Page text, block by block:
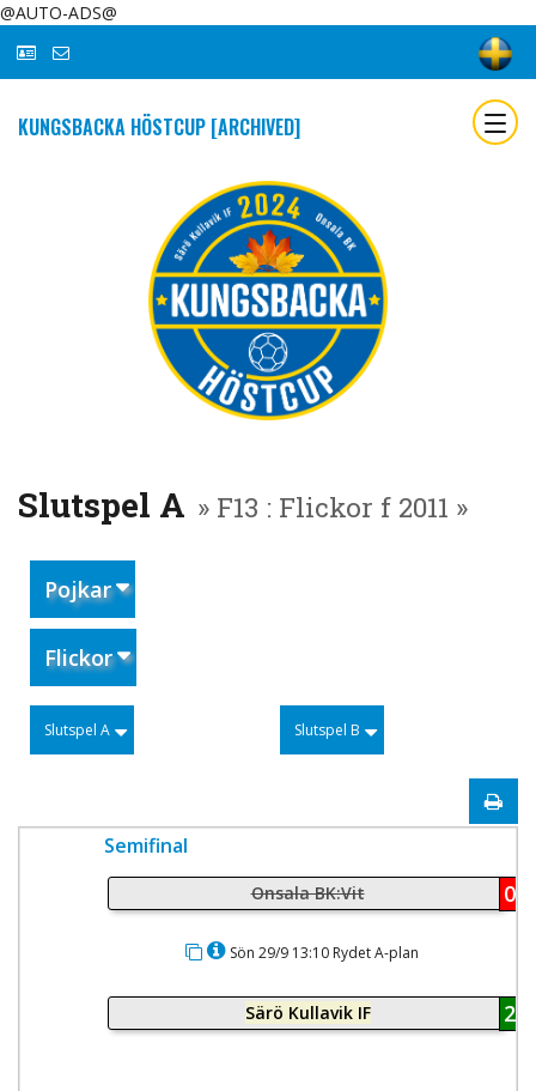
@AUTO-ADS@
KUNGSBACKA HÖSTCUP [ARCHIVED]
Slutspel A » F13 : Flickor f 2011 »
Pojkar
Flickor
Slutspel A Slutspel B
Semifinal
Onsala BK:Vit 0
Sön 29/9 13:10 Rydet A-plan
Särö Kullavik IF 2